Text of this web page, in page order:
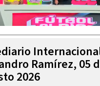
Ramírez, 05
2026